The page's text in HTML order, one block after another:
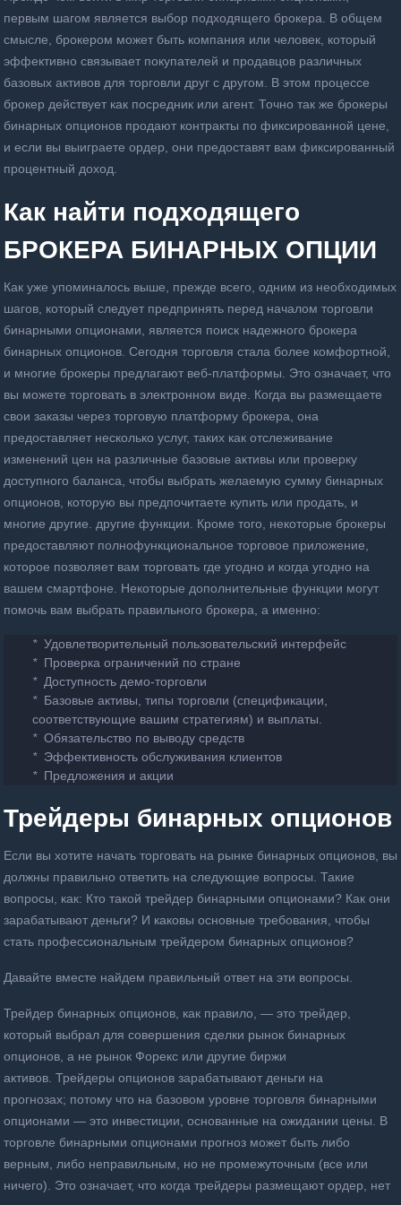
первым шагом является выбор подходящего брокера. В общем
смысле, брокером может быть компания или человек, который
эффективно связывает покупателей и продавцов различных
базовых активов для торговли друг с другом. В этом процессе
брокер действует как посредник или агент. Точно так же брокеры
бинарных опционов продают контракты по фиксированной цене,
и если вы выиграете ордер, они предоставят вам фиксированный
процентный доход.
Как найти подходящего
БРОКЕРА БИНАРНЫХ ОПЦИИ
Как уже упоминалось выше, прежде всего, одним из необходимых
шагов, который следует предпринять перед началом торговли
бинарными опционами, является поиск надежного брокера
бинарных опционов. Сегодня торговля стала более комфортной,
и многие брокеры предлагают веб-платформы. Это означает, что
вы можете торговать в электронном виде. Когда вы размещаете
свои заказы через торговую платформу брокера, она
предоставляет несколько услуг, таких как отслеживание
изменений цен на различные базовые активы или проверку
доступного баланса, чтобы выбрать желаемую сумму бинарных
опционов, которую вы предпочитаете купить или продать, и
многие другие. другие функции. Кроме того, некоторые брокеры
предоставляют полнофункциональное торговое приложение,
которое позволяет вам торговать где угодно и когда угодно на
вашем смартфоне. Некоторые дополнительные функции могут
помочь вам выбрать правильного брокера, а именно:
*Удовлетворительный пользовательский интерфейс
*Проверка ограничений по стране
*Доступность демо-торговли
*Базовые активы, типы торговли (спецификации,
соответствующие вашим стратегиям) и выплаты.
*Обязательство по выводу средств
*Эффективность обслуживания клиентов
*Предложения и акции
Трейдеры бинарных опционов
Если вы хотите начать торговать на рынке бинарных опционов, вы
должны правильно ответить на следующие вопросы. Такие
вопросы, как: Кто такой трейдер бинарными опционами? Как они
зарабатывают деньги? И каковы основные требования, чтобы
стать профессиональным трейдером бинарных опционов?
Давайте вместе найдем правильный ответ на эти вопросы.
Трейдер бинарных опционов, как правило, — это трейдер,
который выбрал для совершения сделки рынок бинарных
опционов, а не рынок Форекс или другие биржи
активов. Трейдеры опционов зарабатывают деньги на
прогнозах; потому что на базовом уровне торговля бинарными
опционами — это инвестиции, основанные на ожидании цены. В
торговле бинарными опционами прогноз может быть либо
верным, либо неправильным, но не промежуточным (все или
ничего). Это означает, что когда трейдеры размещают ордер, нет